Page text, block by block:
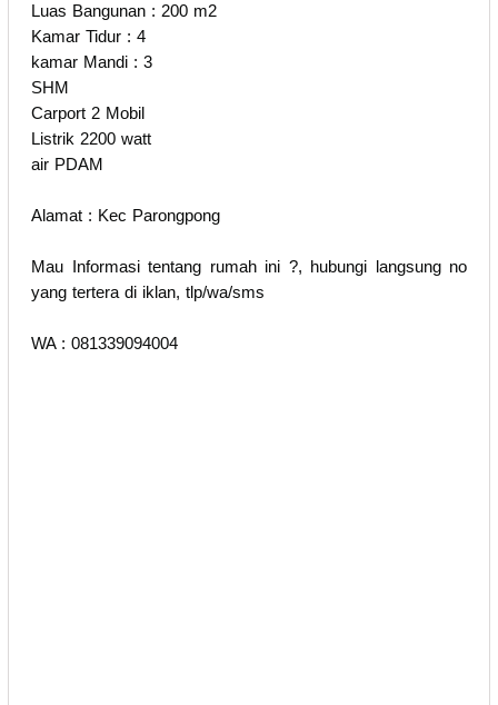
Luas Bangunan : 200 m2
Kamar Tidur : 4
kamar Mandi : 3
SHM
Carport 2 Mobil
Listrik 2200 watt
air PDAM
Alamat : Kec Parongpong
Mau Informasi tentang rumah ini ?, hubungi langsung no
yang tertera di iklan, tlp/wa/sms
WA : 081339094004